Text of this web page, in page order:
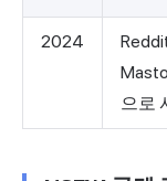
2024
으로